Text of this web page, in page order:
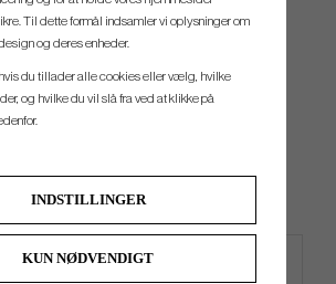
Køb
også
Til dette formål indsamler vi oplysninger om
og deres enheder.
hvis du tillader alle cookies eller vælg, hvilke
og hvilke du vil slå fra ved at klikke på
INDSTILLINGER
KUN NØDVENDIGT